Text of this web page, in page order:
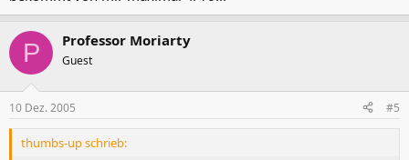
P Professor Moriarty
Guest
10 Dez. 2005 #5
thumbs-up schrieb: